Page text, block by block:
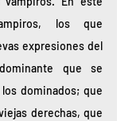
los que
expresiones del
que se
dominados; que
derechas, que